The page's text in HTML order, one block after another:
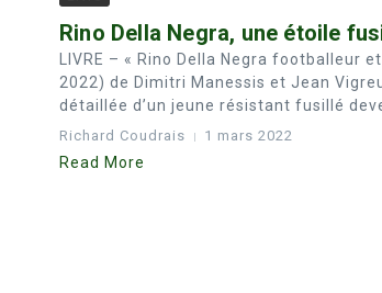
Rino Della Negra, une étoile
LIVRE – « Rino Della Negra footballeur
2022) de Dimitri Manessis et Jean
détaillée d’un jeune résistant fusillé
Richard Coudrais 1 mars 2022
Read More